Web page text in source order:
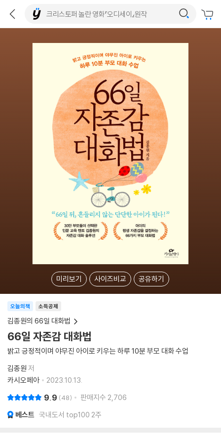
미리보기 사이즈비교 공유하기
소득공제
오늘의책
김종원의 66일 대화법
66일 자존감 대화법
밝고 긍정적이며 야무진 아이로 키우는 하루 10분 부모 대화 수업
김종원 저
카시오페아
2023.10.13.
9.9 48 판매지수 2,706
베스트 국내도서 top100 2주